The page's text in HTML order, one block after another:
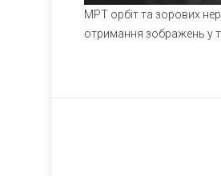
МРТ орбіт та зорових
отримання зображень у